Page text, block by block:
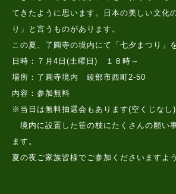
てきたように思います。日本の美しい文化
り」と言うものがあります。
この夏、了圓寺の境内にて「七夕まつり」
日時：７月4日(土曜日) １８時～
場所：了圓寺境内 綾部市西町2-50
内容：参加無料
※当日は無料抽選会もあります(空くじなし)
境内に設置した笹の枝にたくさんの願い
ます。
夏の夜ご家族皆様でご参加くださいますよ